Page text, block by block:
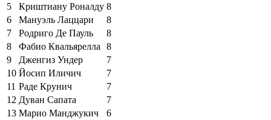
5
Криштиану Роналду 8
6
Мануэль Лаццари
8
7
Родриго Де Пауль
8
8
Фабио Квальярелла
8
9
Дженгиз Ундер
7
10 Йосип Иличич
7
11 Раде Крунич
7
12 Дуван Сапата
7
13 Марио Манджукич
6